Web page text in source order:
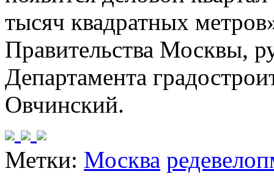
тысяч квадратных
Правительства Москвы,
Департамента
Овчинский.
Метки: Москва